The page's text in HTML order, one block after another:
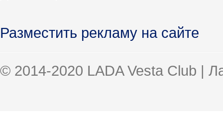
Разместить рекламу на сайте
© 2014-2020 LADA Vesta Club |